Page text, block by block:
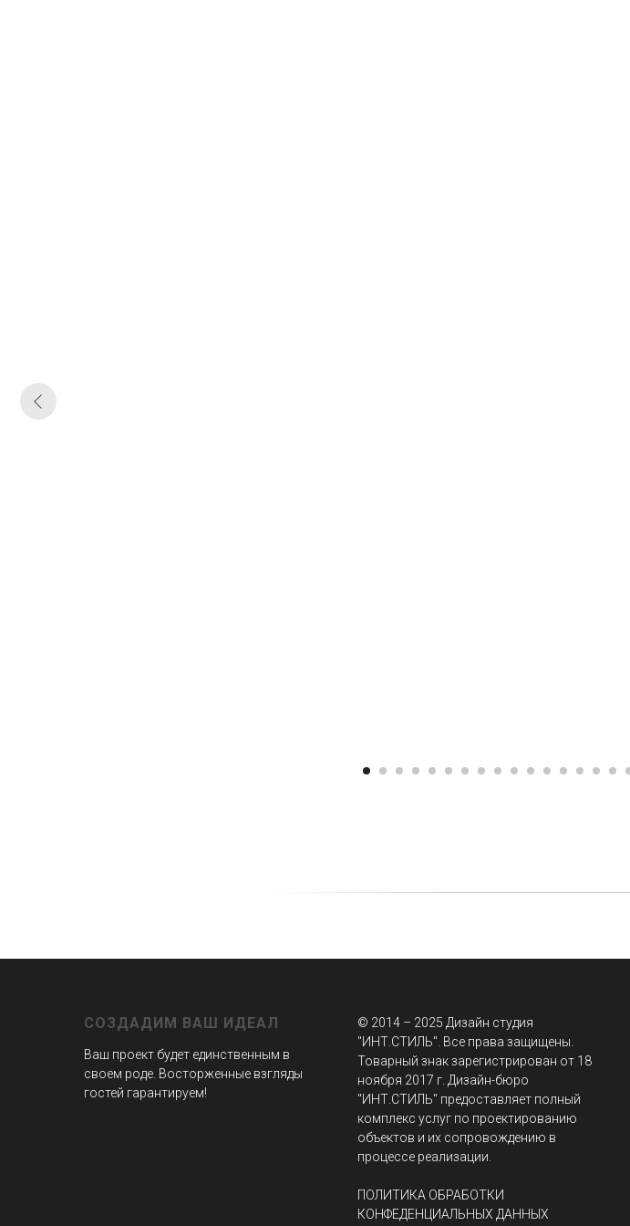
СОЗДАДИМ ВАШ ИДЕАЛ
Ваш проект будет единственным в
своем роде. Восторженные взгляды
гостей гарантируем!
© 2014 – 2025 Дизайн студия
"ИНТ.СТИЛЬ". Все права защищены.
Товарный знак зарегистрирован от 18
ноября 2017 г. Дизайн-бюро
"ИНТ.СТИЛЬ" предоставляет полный
комплекс услуг по проектированию
объектов и их сопровождению в
процессе реализации.
ПОЛИТИКА ОБРАБОТКИ
КОНФЕДЕНЦИАЛЬНЫХ ДАННЫХ